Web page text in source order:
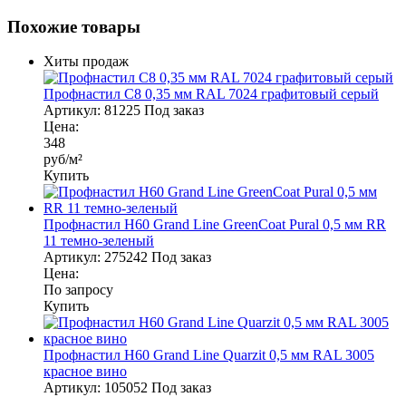
Похожие товары
Хиты продаж
Профнастил С8 0,35 мм RAL 7024 графитовый серый
Артикул: 81225 Под заказ
Цена:
348
руб/м²
Купить
Профнастил Н60 Grand Line GreenСoat Pural 0,5 мм RR
11 темно-зеленый
Артикул: 275242 Под заказ
Цена:
По запросу
Купить
Профнастил Н60 Grand Line Quarzit 0,5 мм RAL 3005
красное вино
Артикул: 105052 Под заказ